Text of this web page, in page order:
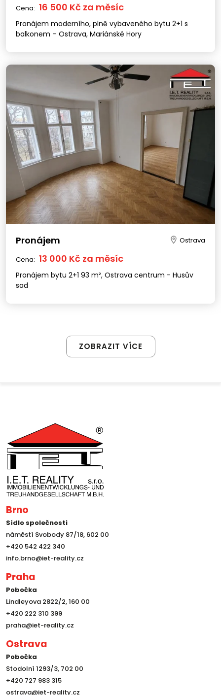
Cena: 16 500 Kč za měsíc
Pronájem moderního, plně vybaveného bytu 2+1 s
balkonem – Ostrava, Mariánské Hory
Pronájem Ostrava
Cena: 13 000 Kč za měsíc
Pronájem bytu 2+1 93 m², Ostrava centrum - Husův
sad
ZOBRAZIT VÍCE
Brno
Sídlo společnosti
náměstí Svobody 87/18, 602 00
+420 542 422 340
info.brno@iet-reality.cz
Praha
Pobočka
Lindleyova 2822/2, 160 00
+420 222 310 399
praha@iet-reality.cz
Ostrava
Pobočka
Stodolní 1293/3, 702 00
+420 727 983 315
ostrava@iet-reality.cz